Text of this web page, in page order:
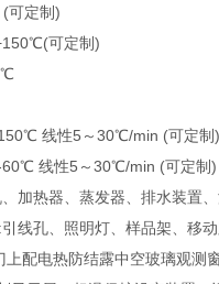
可定制)
可定制)
线性5～30℃/min (可定制)
线性5～30℃/min (可定制)
加热器、蒸发器、排水装置
线孔、照明灯、样品架、移
上配电热防结露中空玻璃观测